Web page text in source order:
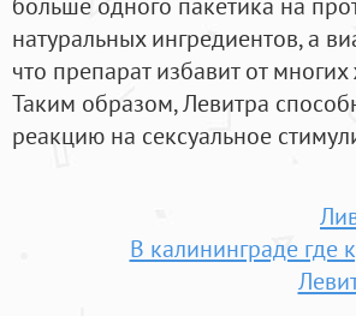
натуральных ингредиентов, а
что препарат избавит от
Таким образом, Левитра
реакцию на сексуальное
В калининграде где